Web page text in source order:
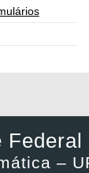
Federal
–